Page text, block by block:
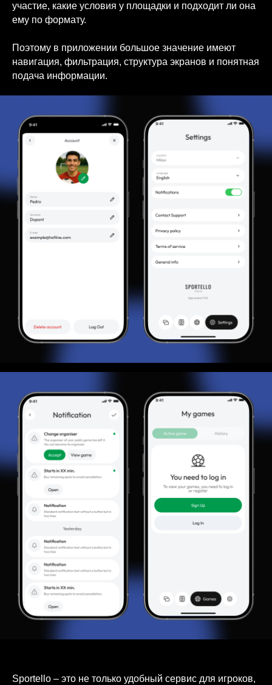
участие, какие условия у площадки и подходит ли она
ему по формату.
Поэтому в приложении большое значение имеют
навигация, фильтрация, структура экранов и понятная
подача информации.
Sportello – это не только удобный сервис для игроков,